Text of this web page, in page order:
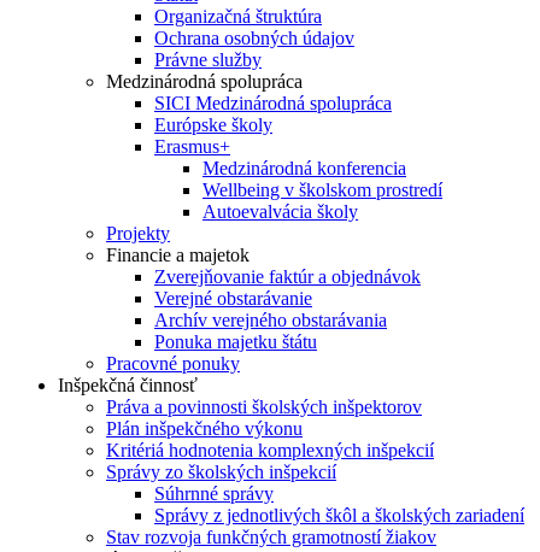
Organizačná štruktúra
Ochrana osobných údajov
Právne služby
Medzinárodná spolupráca
SICI Medzinárodná spolupráca
Európske školy
Erasmus+
Medzinárodná konferencia
Wellbeing v školskom prostredí
Autoevalvácia školy
Projekty
Financie a majetok
Zverejňovanie faktúr a objednávok
Verejné obstarávanie
Archív verejného obstarávania
Ponuka majetku štátu
Pracovné ponuky
Inšpekčná činnosť
Práva a povinnosti školských inšpektorov
Plán inšpekčného výkonu
Kritériá hodnotenia komplexných inšpekcií
Správy zo školských inšpekcií
Súhrnné správy
Správy z jednotlivých škôl a školských zariadení
Stav rozvoja funkčných gramotností žiakov